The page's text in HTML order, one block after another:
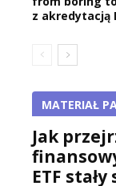
z akredytacją
MATERIAŁ
Jak
ETF